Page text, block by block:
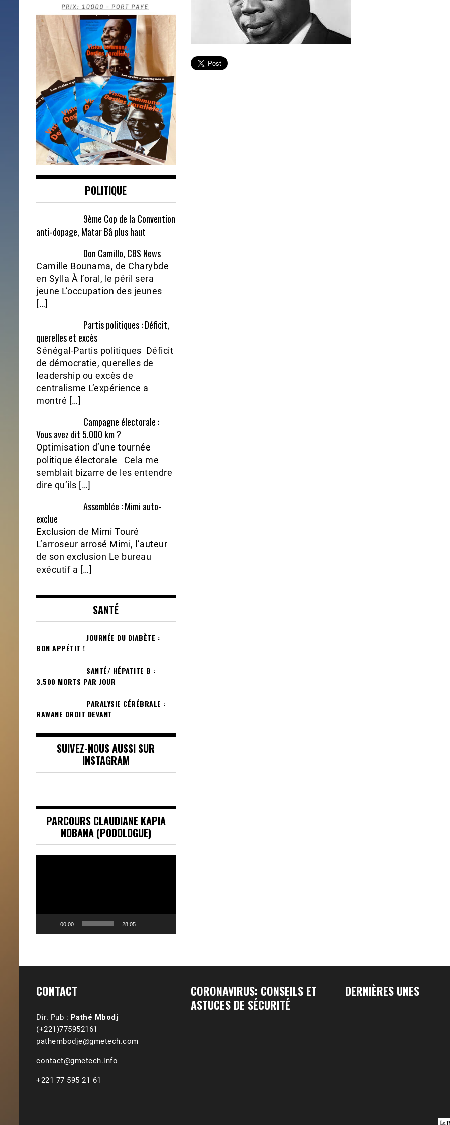
POLITIQUE
9ème Cop de la Convention
anti-dopage, Matar Bâ plus haut
Don Camillo, CBS News
Camille Bounama, de Charybde
en Sylla À l’oral, le péril sera
jeune L’occupation des jeunes
[…]
Partis politiques : Déficit,
querelles et excès
Sénégal-Partis politiques Déficit
de démocratie, querelles de
leadership ou excès de
centralisme L’expérience a
montré […]
Campagne électorale :
Vous avez dit 5.000 km ?
Optimisation d’une tournée
politique électorale Cela me
semblait bizarre de les entendre
dire qu’ils […]
Assemblée : Mimi auto-
exclue
Exclusion de Mimi Touré
L’arroseur arrosé Mimi, l’auteur
de son exclusion Le bureau
exécutif a […]
SANTÉ
JOURNÉE DU DIABÈTE :
BON APPÉTIT !
SANTÉ/ HÉPATITE B :
3.500 MORTS PAR JOUR
PARALYSIE CÉRÉBRALE :
RAWANE DROIT DEVANT
SUIVEZ-NOUS AUSSI SUR
INSTAGRAM
PARCOURS CLAUDIANE KAPIA
NOBANA (PODOLOGUE)
00:00 28:05
CONTACT
Dir. Pub : Pathé Mbodj
(+221)775952161
pathembodje@gmetech.com
contact@gmetech.info
+221 77 595 21 61
CORONAVIRUS: CONSEILS ET
ASTUCES DE SÉCURITÉ
DERNIÈRES UNES